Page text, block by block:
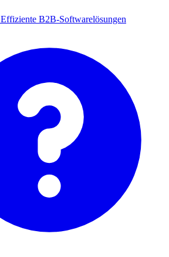
Effiziente B2B-Softwarelösungen